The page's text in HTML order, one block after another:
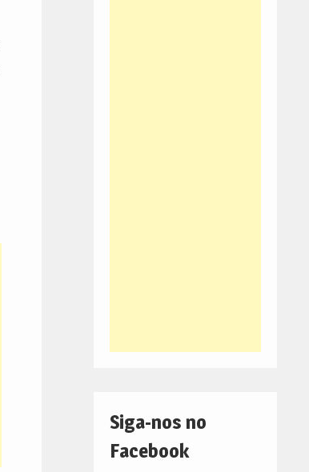
Siga-nos no
Facebook